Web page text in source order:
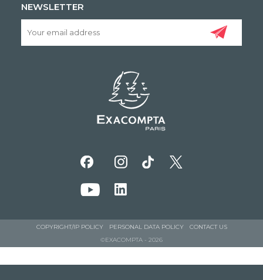
NEWSLETTER
©EXACOMPTA - 2026
COPYRIGHT/IP POLICY PERSONAL DATA POLICY CONTACT US